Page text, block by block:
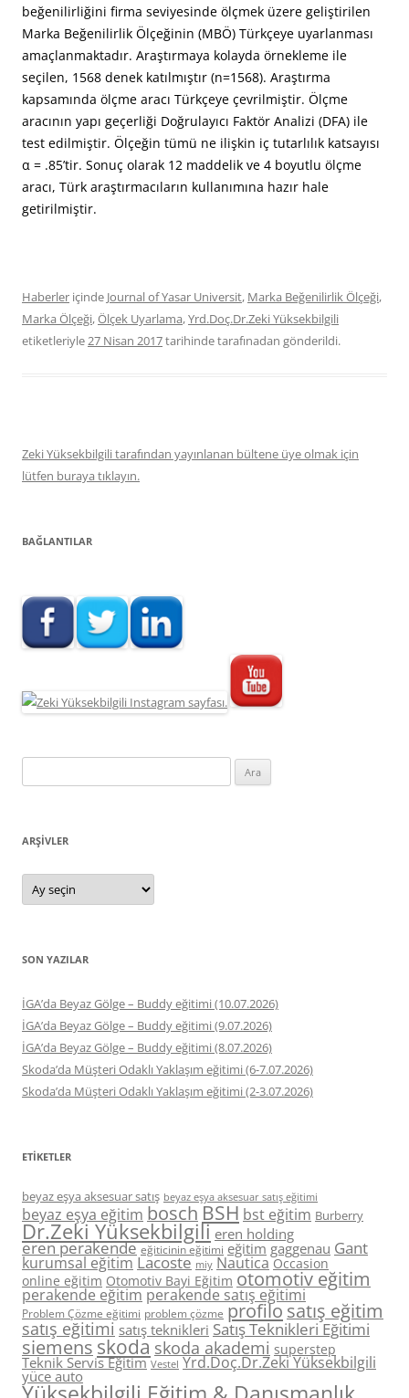
beğenilirliğini firma seviyesinde ölçmek üzere geliştirilen
Marka Beğenilirlik Ölçeğinin (MBÖ) Türkçeye uyarlanması
amaçlanmaktadır. Araştırmaya kolayda örnekleme ile
seçilen, 1568 denek katılmıştır (n=1568). Araştırma
kapsamında ölçme aracı Türkçeye çevrilmiştir. Ölçme
aracının yapı geçerliği Doğrulayıcı Faktör Analizi (DFA) ile
test edilmiştir. Ölçeğin tümü ne ilişkin iç tutarlılık katsayısı
α = .85’tir. Sonuç olarak 12 maddelik ve 4 boyutlu ölçme
aracı, Türk araştırmacıların kullanımına hazır hale
getirilmiştir.
Haberler içinde Journal of Yasar Universit, Marka Beğenilirlik Ölçeği,
Marka Ölçeği,Ölçek Uyarlama,Yrd.Doç.Dr.Zeki Yüksekbilgili
etiketleriyle27 Nisan 2017tarihindetarafınadan gönderildi.
Zeki Yüksekbilgili tarafından yayınlanan bültene üye olmak için
lütfen buraya tıklayın.
BAĞLANTILAR
ARŞIVLER
Arşivler
SON YAZILAR
İGA’da Beyaz Gölge – Buddy eğitimi (10.07.2026)
İGA’da Beyaz Gölge – Buddy eğitimi (9.07.2026)
İGA’da Beyaz Gölge – Buddy eğitimi (8.07.2026)
Skoda’da Müşteri Odaklı Yaklaşım eğitimi (6-7.07.2026)
Skoda’da Müşteri Odaklı Yaklaşım eğitimi (2-3.07.2026)
ETIKETLER
beyaz eşya aksesuar satış beyaz eşya aksesuar satış eğitimi
beyaz eşya eğitim boschBSH bst eğitim Burberry
Dr.Zeki Yüksekbilgili eren holding
eren perakende eğiticinin eğitimi eğitim gaggenau Gant
kurumsal eğitim Lacoste miy Nautica Occasion
online eğitim Otomotiv Bayi Eğitim otomotiv eğitim
perakende eğitim perakende satış eğitimi
Problem Çözme eğitimi problem çözme profilo satış eğitim
satış eğitimi satış teknikleri Satış Teknikleri Eğitimi
siemens skoda skoda akademi superstep
Teknik Servis Eğitim Vestel Yrd.Doç.Dr.Zeki Yüksekbilgili
yüce auto